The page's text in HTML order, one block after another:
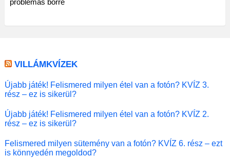
problémás bőrre
VILLÁMKVÍZEK
Újabb játék! Felismered milyen étel van a fotón? KVÍZ 3.
rész – ez is sikerül?
Újabb játék! Felismered milyen étel van a fotón? KVÍZ 2.
rész – ez is sikerül?
Felismered milyen sütemény van a fotón? KVÍZ 6. rész – ezt
is könnyedén megoldod?